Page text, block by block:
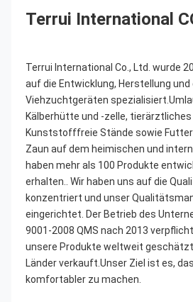
Terrui International
Terrui International Co., Ltd. wurde
auf die Entwicklung, Herstellung und
Viehzuchtgeräten
Kälberhütte und -zelle, tierärztliches
Kunststofffreie Stände sowie
Zaun auf dem heimischen und
haben mehr als 100 Produkte
erhalten.. Wir haben uns auf die
konzentriert und unser
eingerichtet. Der Betrieb des
9001-2008 QMS nach 2013
unsere Produkte weltweit geschätzt
Länder verkauft.Unser Ziel ist es,
komfortabler zu machen.